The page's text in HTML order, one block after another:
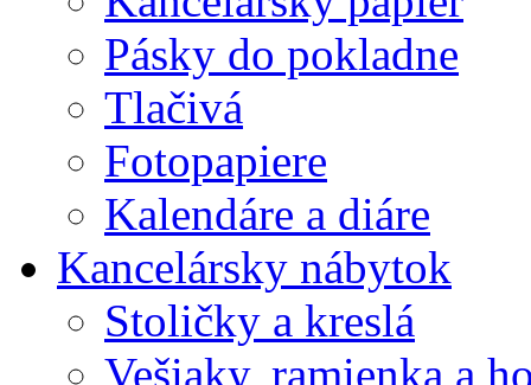
Pásky do pokladne
Tlačivá
Fotopapiere
Kalendáre a diáre
Kancelársky nábytok
Stoličky a kreslá
Vešiaky, ramienka a